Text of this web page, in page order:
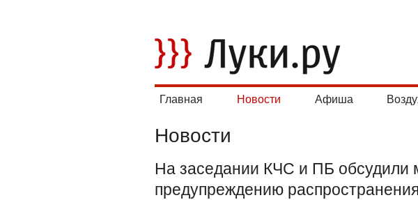
Главная Новости Афиша
Новости
На заседании КЧС и ПБ обсудили
предупреждению